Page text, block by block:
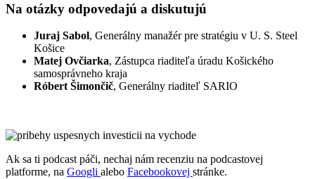
Na otázky odpovedajú a diskutujú
Juraj Sabol, Generálny manažér pre stratégiu v U. S. Steel
Košice
Matej Ovčiarka, Zástupca riaditeľa úradu Košického
samosprávneho kraja
Róbert Šimončič, Generálny riaditeľ SARIO
Ak sa ti podcast páči, nechaj nám recenziu na podcastovej
platforme, na Googli alebo Facebookovej stránke.